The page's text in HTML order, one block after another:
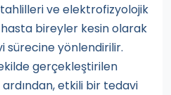
ve elektrofizyolojik
bireyler kesin olarak
sürecine yönlendirilir.
gerçekleştirilen
etkili bir tedavi